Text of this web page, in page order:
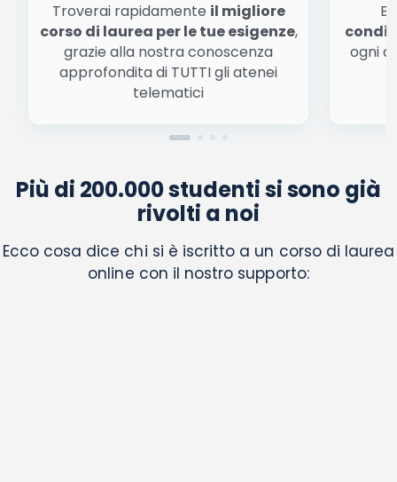
Troverai rapidamente il migliore
corso di laurea per le tue esigenze,
grazie alla nostra conoscenza
approfondita di TUTTI gli atenei
telematici
ogni
Più di 200.000 studenti si sono già
rivolti a noi
Ecco cosa dice chi si è iscritto a un corso di laurea
online con il nostro supporto: